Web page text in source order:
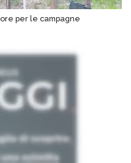
per le campagne